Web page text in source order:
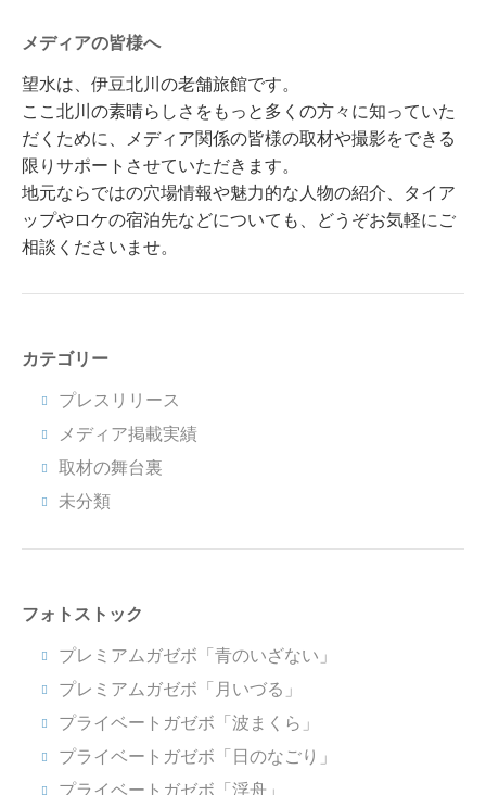
メディアの皆様へ
望水は、伊豆北川の老舗旅館です。
ここ北川の素晴らしさをもっと多くの方々に知っていた
だくために、メディア関係の皆様の取材や撮影をできる
限りサポートさせていただきます。
地元ならではの穴場情報や魅力的な人物の紹介、タイア
ップやロケの宿泊先などについても、どうぞお気軽にご
相談くださいませ。
カテゴリー
プレスリリース
メディア掲載実績
取材の舞台裏
未分類
フォトストック
プレミアムガゼボ「青のいざない」
プレミアムガゼボ「月いづる」
プライベートガゼボ「波まくら」
プライベートガゼボ「日のなごり」
プライベートガゼボ「浮舟」